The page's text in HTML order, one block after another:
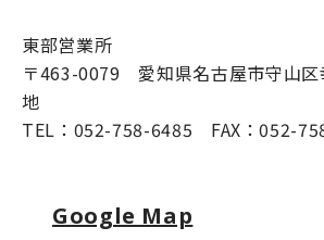
東部営業所
〒463-0079 愛知県名古屋市守山区
地
TEL：052-758-6485 FAX：052-
Google Map